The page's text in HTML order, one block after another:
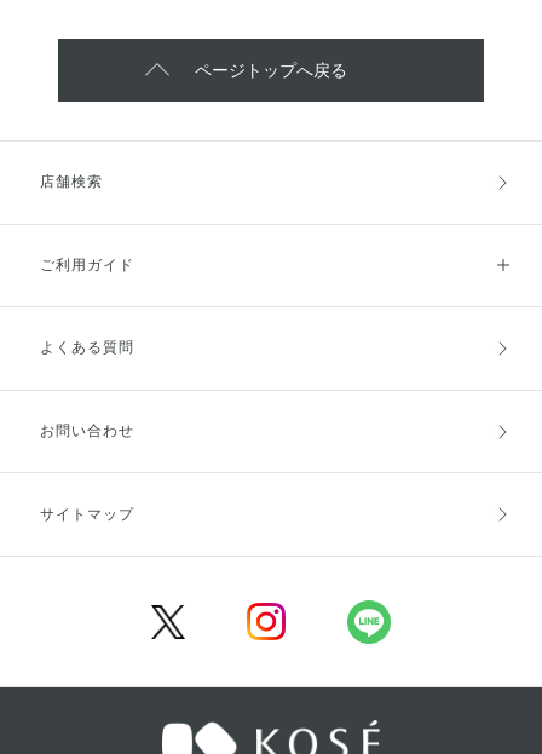
ページトップへ戻る
店舗検索
ご利用ガイド
ご利用ガイドトップ
お支払方法
キャンセル・返品・交換
よくある質問
お問い合わせ
サイトマップ